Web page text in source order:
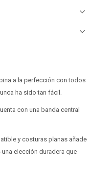
a la perfección con todos
ha sido tan fácil.
con una banda central
y costuras planas añade
elección duradera que